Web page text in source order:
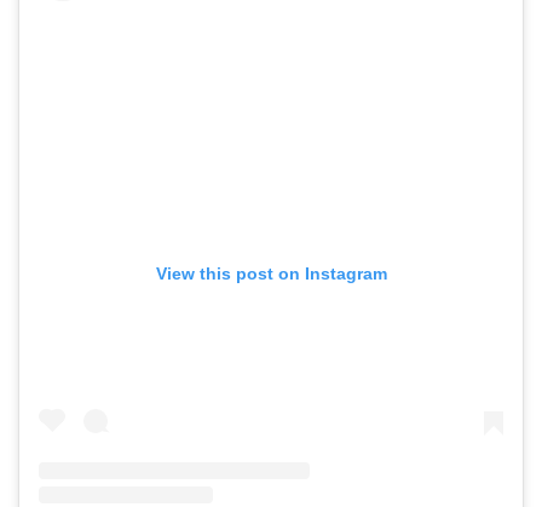
View this post on Instagram